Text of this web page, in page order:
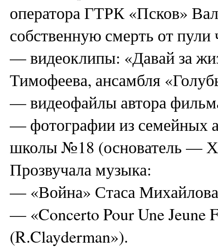
оператора ГТРК «Псков»
собственную смерть от пули
— видеоклипы: «Давай за
Тимофеева, ансамбля
— видеофайлы автора
— фотографии из семейных
школы №18 (основатель —
Прозвучала музыка:
— «Война» Стаса
— «Concerto Pour Une Jeune
(R.Clayderman»).